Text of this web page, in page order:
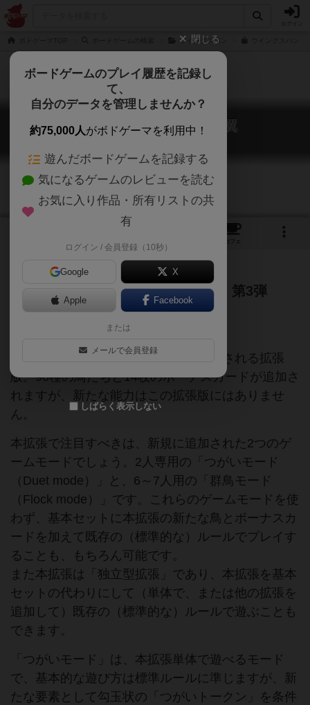
ウイングスパン
ウイングスパン：東洋の翼
Wingspan Asia
カフェ
アジアの鳥たちが登場する拡張版・第3弾
アジアを中心に生息する鳥たちが追加される拡張
版。90種の鳥たちと14枚のボーナスカードが追加さ
れますが、新たな能力はこの拡張版にはありませ
ん。
本拡張で注目すべきは、新規に追加された2つのゲ
ームモードでしょう。2人専用の「つがいモード
（Duet mode）」と、6～7人用の「群鳥モード
（Flock mode）」です。これらのゲームモードを使
わず、基本セットに本拡張の新たな鳥とボーナスカ
ードを加えて既存の（標準的な）ルールでプレイす
ることも、もちろん可能です。
また本拡張は「独立型拡張」であり、本拡張を基本
セットの代わりにして（単体で、または他の拡張を
追加して）既存の（標準的な）ルールで遊ぶことも
できます。
「つがいモード」は、本拡張単体で遊べるモード
で、基本的な遊び方は標準ルールに準じますが、新
たな要素として勾玉状の「つがいトークン」を条件
閉じる
ボードゲームのプレイ履歴を記録し
て、
自分のデータを管理しませんか？
約75,000人がボドゲーマを利用中！
遊んだボードゲームを記録する
気になるゲームのレビューを読む
お気に入り作品・所有リストの共
有
ログイン / 会員登録（10秒）
Google X
Apple Facebook
または
メールで会員登録
しばらく表示しない